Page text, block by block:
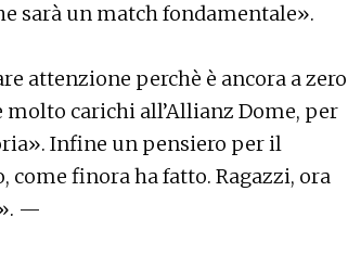
sarà un match fondamentale».
attenzione perchè è ancora a zero
carichi all’Allianz Dome, per
Infine un pensiero per il
finora ha fatto. Ragazzi, ora
—